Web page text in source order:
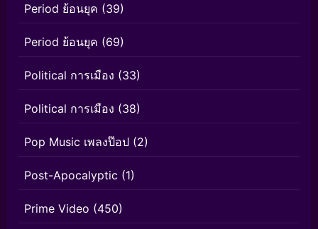
Period ย้อนยุค (39)
Period ย้อนยุค (69)
Political การเมือง (33)
Political การเมือง (38)
Pop Music เพลงป๊อป (2)
Post-Apocalyptic (1)
Prime Video (450)